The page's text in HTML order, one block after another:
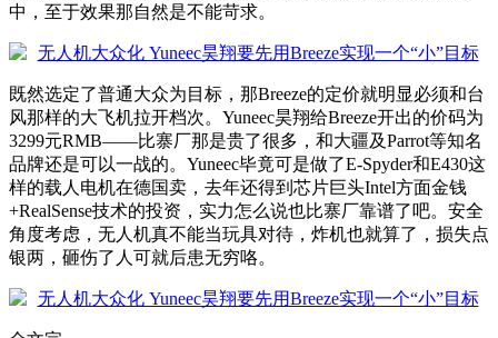
中，至于效果那自然是不能苛求。
既然选定了普通大众为目标，那Breeze的定价就明显必须和台
风那样的大飞机拉开档次。Yuneec昊翔给Breeze开出的价码为
3299元RMB——比寨厂那是贵了很多，和大疆及Parrot等知名
品牌还是可以一战的。Yuneec毕竟可是做了E-Spyder和E430这
样的载人电机在德国卖，去年还得到芯片巨头Intel方面金钱
+RealSense技术的投资，实力怎么说也比寨厂靠谱了吧。安全
角度考虑，无人机真不能当玩具对待，炸机也就算了，损失点
银两，砸伤了人可就后患无穷咯。